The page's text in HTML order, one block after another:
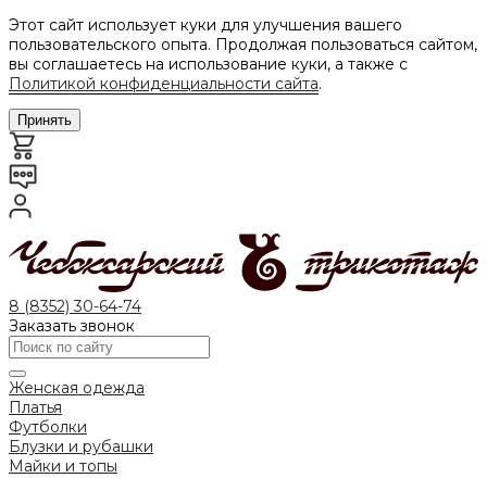
Этот сайт использует куки для улучшения вашего
пользовательского опыта. Продолжая пользоваться сайтом,
вы соглашаетесь на использование куки, а также с
Политикой конфиденциальности сайта.
Принять
8 (8352) 30-64-74
Заказать звонок
Женская одежда
Платья
Футболки
Блузки и рубашки
Майки и топы